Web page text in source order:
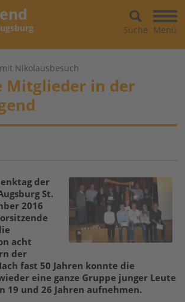
Menü
Suche
Nikolausbesuch
Mitglieder in der
der
St.
2016
acht
der
fast 50 Jahren konnte die
eine ganze Gruppe junger Leute
19 und 26 Jahren aufnehmen.